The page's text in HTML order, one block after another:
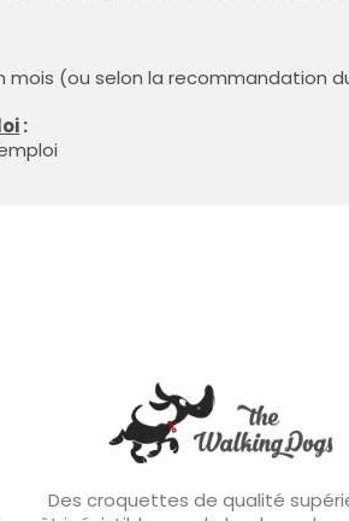
mois (ou selon la recommandation
:
Des croquettes de qualité